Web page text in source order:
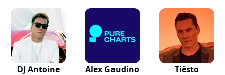
DJ Antoine Alex Gaudino Tiësto